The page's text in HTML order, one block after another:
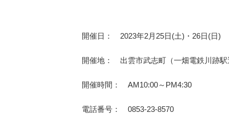
開催日： 2023年2月25日(土)・26日(日)
開催地： 出雲市武志町（一畑電鉄川跡駅
開催時間： AM10:00～PM4:30
電話番号： 0853-23-8570